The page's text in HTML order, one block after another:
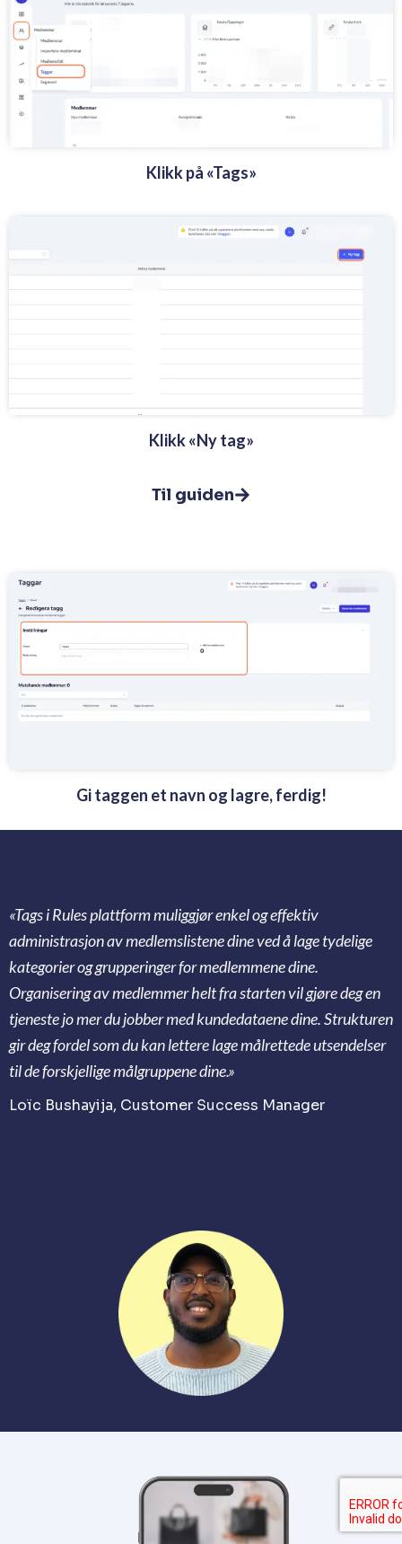
Klikk på «Tags»
Klikk «Ny tag»
Til guiden
Gi taggen et navn og lagre, ferdig!
«Tags i Rules plattform muliggjør enkel og effektiv
administrasjon av medlemslistene dine ved å lage tydelige
kategorier og grupperinger for medlemmene dine.
Organisering av medlemmer helt fra starten vil gjøre deg en
tjeneste jo mer du jobber med kundedataene dine. Strukturen
gir deg fordel som du kan lettere lage målrettede utsendelser
til de forskjellige målgruppene dine.»
Loïc Bushayija, Customer Success Manager